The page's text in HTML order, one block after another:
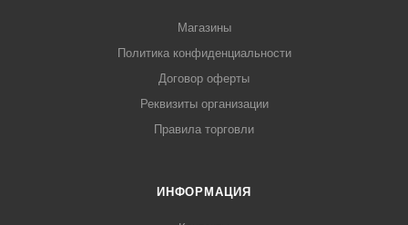
Магазины
Политика конфиденциальности
Договор оферты
Реквизиты организации
Правила торговли
ИНФОРМАЦИЯ